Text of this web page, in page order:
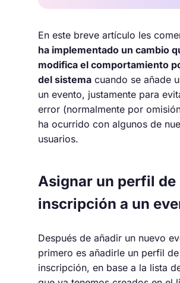
En este breve artículo les
ha implementado un cambio
modifica el comportamiento
del sistema cuando se añade
un evento, justamente para
error (normalmente por
ha ocurrido con algunos de
usuarios.
Asignar un perfil de
inscripción a un
Después de añadir un nuevo
primero es añadirle un perfil de
inscripción, en base a la lista